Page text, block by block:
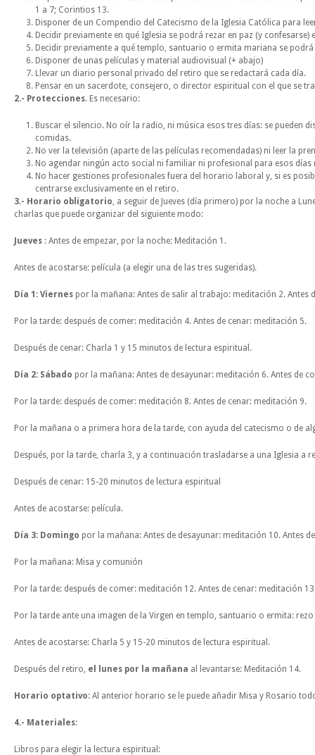
1 a 7; Corintios 13.
Disponer de un Compendio del Catecismo de la Iglesia Católica para
Decidir previamente en qué Iglesia se podrá rezar en paz (y confesarse)
Decidir previamente a qué templo, santuario o ermita mariana se
Disponer de unas películas y material audiovisual (+ abajo)
Llevar un diario personal privado del retiro que se redactará cada día.
Pensar en un sacerdote, consejero, o director espiritual con el que se
2.- Protecciones. Es necesario:
Buscar el silencio. No oír la radio, ni música esos tres días: se pueden
comidas.
No ver la televisión (aparte de las películas recomendadas) ni leer la
No agendar ningún acto social ni familiar ni profesional para esos
No hacer gestiones profesionales fuera del horario laboral y, si es
centrarse exclusivamente en el retiro.
3.- Horario obligatorio, a seguir de Jueves (día primero) por la noche a
charlas que puede organizar del siguiente modo:
Jueves : Antes de empezar, por la noche: Meditación 1.
Antes de acostarse: película (a elegir una de las tres sugeridas).
Día 1: Viernes por la mañana: Antes de salir al trabajo: meditación 2. Antes
Por la tarde: después de comer: meditación 4. Antes de cenar: meditación 5.
Después de cenar: Charla 1 y 15 minutos de lectura espiritual.
Día 2: Sábado por la mañana: Antes de desayunar: meditación 6. Antes de
Por la tarde: después de comer: meditación 8. Antes de cenar: meditación 9.
Por la mañana o a primera hora de la tarde, con ayuda del catecismo o de
Después, por la tarde, charla 3, y a continuación trasladarse a una Iglesia a
Después de cenar: 15-20 minutos de lectura espiritual
Antes de acostarse: película.
Día 3: Domingo por la mañana: Antes de desayunar: meditación 10. Antes
Por la mañana: Misa y comunión
Por la tarde: después de comer: meditación 12. Antes de cenar: meditación
Por la tarde ante una imagen de la Virgen en templo, santuario o ermita:
Antes de acostarse: Charla 5 y 15-20 minutos de lectura espiritual.
Después del retiro, el lunes por la mañana al levantarse: Meditación 14.
Horario optativo: Al anterior horario se le puede añadir Misa y Rosario
4.- Materiales:
Libros para elegir la lectura espiritual: